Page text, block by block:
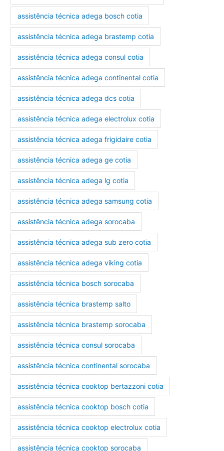
assistência técnica adega bosch cotia
assistência técnica adega brastemp cotia
assistência técnica adega consul cotia
assistência técnica adega continental cotia
assistência técnica adega dcs cotia
assistência técnica adega electrolux cotia
assistência técnica adega frigidaire cotia
assistência técnica adega ge cotia
assistência técnica adega lg cotia
assistência técnica adega samsung cotia
assistência técnica adega sorocaba
assistência técnica adega sub zero cotia
assistência técnica adega viking cotia
assistência técnica bosch sorocaba
assistência técnica brastemp salto
assistência técnica brastemp sorocaba
assistência técnica consul sorocaba
assistência técnica continental sorocaba
assistência técnica cooktop bertazzoni cotia
assistência técnica cooktop bosch cotia
assistência técnica cooktop electrolux cotia
assistência técnica cooktop sorocaba